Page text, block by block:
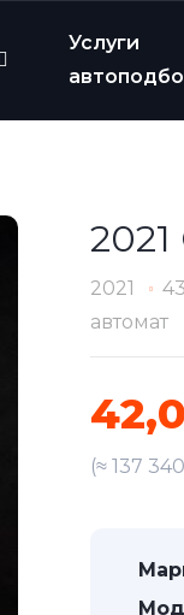
Услуги
2021
2021
автомат
(≈ 137